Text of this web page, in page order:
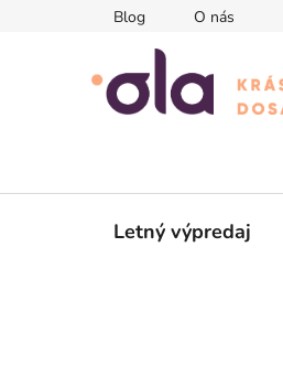
Blog O nás
Letný výpredaj